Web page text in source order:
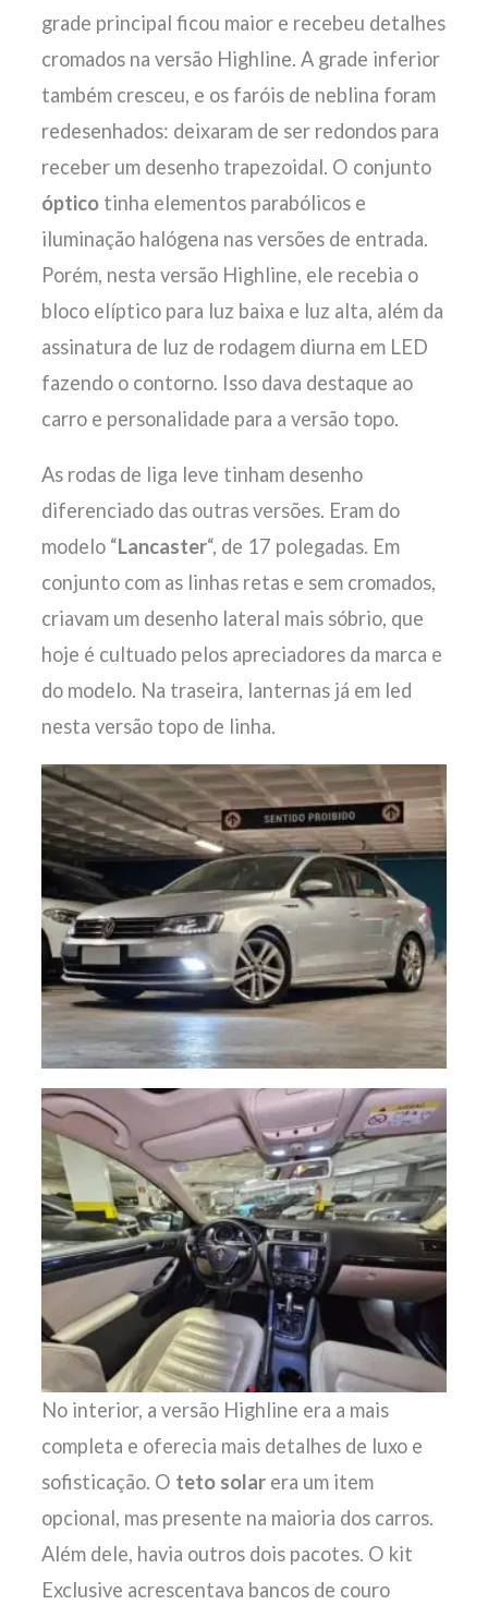
grade principal ficou maior e recebeu detalhes
cromados na versão Highline. A grade inferior
também cresceu, e os faróis de neblina foram
redesenhados: deixaram de ser redondos para
receber um desenho trapezoidal. O conjunto
óptico tinha elementos parabólicos e
iluminação halógena nas versões de entrada.
Porém, nesta versão Highline, ele recebia o
bloco elíptico para luz baixa e luz alta, além da
assinatura de luz de rodagem diurna em LED
fazendo o contorno. Isso dava destaque ao
carro e personalidade para a versão topo.
As rodas de liga leve tinham desenho
diferenciado das outras versões. Eram do
modelo “Lancaster“, de 17 polegadas. Em
conjunto com as linhas retas e sem cromados,
criavam um desenho lateral mais sóbrio, que
hoje é cultuado pelos apreciadores da marca e
do modelo. Na traseira, lanternas já em led
nesta versão topo de linha.
No interior, a versão Highline era a mais
completa e oferecia mais detalhes de luxo e
sofisticação. O teto solar era um item
opcional, mas presente na maioria dos carros.
Além dele, havia outros dois pacotes. O kit
Exclusive acrescentava bancos de couro